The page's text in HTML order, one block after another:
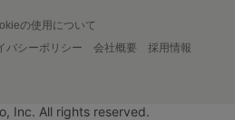
の使用について
バシーポリシー 会社概要
採用情報
Inc. All rights reserved.